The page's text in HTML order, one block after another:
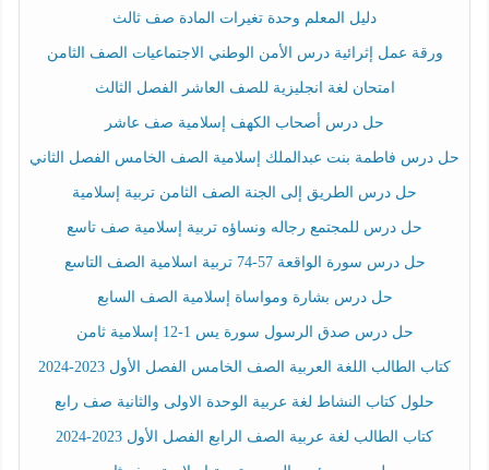
دليل المعلم وحدة تغيرات المادة صف ثالث
ورقة عمل إثرائية درس الأمن الوطني الاجتماعيات الصف الثامن
امتحان لغة انجليزية للصف العاشر الفصل الثالث
حل درس أصحاب الكهف إسلامية صف عاشر
حل درس فاطمة بنت عبدالملك إسلامية الصف الخامس الفصل الثاني
حل درس الطريق إلى الجنة الصف الثامن تربية إسلامية
حل درس للمجتمع رجاله ونساؤه تربية إسلامية صف تاسع
حل درس سورة الواقعة 57-74 تربية اسلامية الصف التاسع
حل درس بشارة ومواساة إسلامية الصف السابع
حل درس صدق الرسول سورة يس 1-12 إسلامية ثامن
كتاب الطالب اللغة العربية الصف الخامس الفصل الأول 2023-2024
حلول كتاب النشاط لغة عربية الوحدة الاولى والثانية صف رابع
كتاب الطالب لغة عربية الصف الرابع الفصل الأول 2023-2024